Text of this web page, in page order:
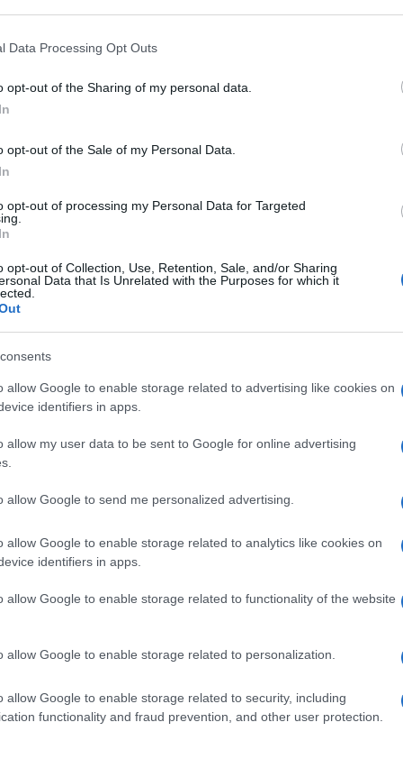
Data Processing Opt Outs
opt-out of the Sharing of my personal data.
opt-out of the Sale of my Personal Data.
opt-out of processing my Personal Data for Targeted
opt-out of Collection, Use, Retention, Sale, and/or Sharing
Data that Is Unrelated with the Purposes for which it
allow Google to enable storage related to advertising like cookies on
identifiers in apps.
allow my user data to be sent to Google for online advertising
allow Google to send me personalized advertising.
allow Google to enable storage related to analytics like cookies on
identifiers in apps.
allow Google to enable storage related to functionality of the website
allow Google to enable storage related to personalization.
allow Google to enable storage related to security, including
functionality and fraud prevention, and other user protection.
sui conti pubblici per la bazzecola di
l’efficace intervento di
puntata di
ci sono due persone sparite
del Consiglio del governo che varò
Quando fu fatto il provvedimento,
sapete che copertura avevano
Per il primo anno 62 milioni, cioè un
quarto anno due miliardi. Cioè avevano
un mese e mezzo, voi capite che –
dovrebbero andarsi a nascondere per
Mario Draghi dovrebbe fare ammenda,
follia keynesiota quando era al
di sterilizzarne profondamente le
facendo, con una certa fatica, l’attuale
espresso in un discorso pronunciato
“Il nostro governo è nato come
d’accordo sulSuperbonus del 110%e
provvedimento, con il quale “il costo di
degli investimenti sono più che tripli